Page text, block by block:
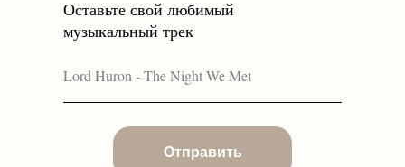
Оставьте свой любимый
музыкальный трек
Отправить